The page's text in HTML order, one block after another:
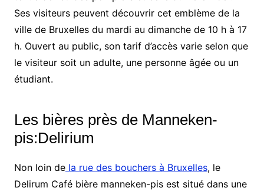
Ses visiteurs peuvent découvrir cet emblème de la
ville de Bruxelles du mardi au dimanche de 10 h à 17
h. Ouvert au public, son tarif d’accès varie selon que
le visiteur soit un adulte, une personne âgée ou un
étudiant.
Les bières près de Manneken-
pis:Delirium
Non loin dela rue des bouchers à Bruxelles, le
Delirum Café bière manneken-pis est situé dans une